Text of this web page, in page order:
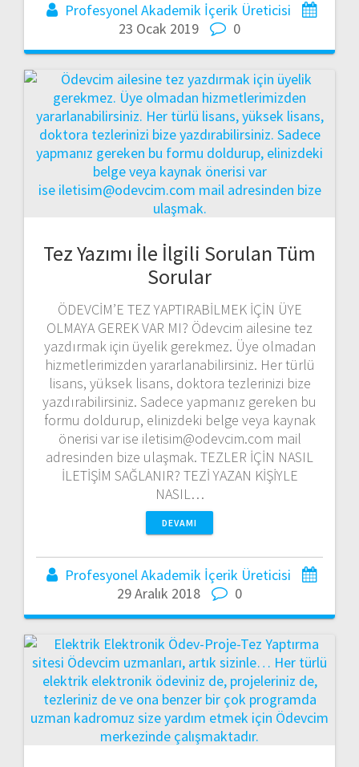
Profesyonel Akademik İçerik Üreticisi
23 Ocak 2019
0
Tez Yazımı İle İlgili Sorulan Tüm
Sorular
ÖDEVCİM’E TEZ YAPTIRABİLMEK İÇİN ÜYE
OLMAYA GEREK VAR MI? Ödevcim ailesine tez
yazdırmak için üyelik gerekmez. Üye olmadan
hizmetlerimizden yararlanabilirsiniz. Her türlü
lisans, yüksek lisans, doktora tezlerinizi bize
yazdırabilirsiniz. Sadece yapmanız gereken bu
formu doldurup, elinizdeki belge veya kaynak
önerisi var ise iletisim@odevcim.com mail
adresinden bize ulaşmak. TEZLER İÇİN NASIL
İLETİŞİM SAĞLANIR? TEZİ YAZAN KİŞİYLE
NASIL…
DEVAMI
Profesyonel Akademik İçerik Üreticisi
29 Aralık 2018
0